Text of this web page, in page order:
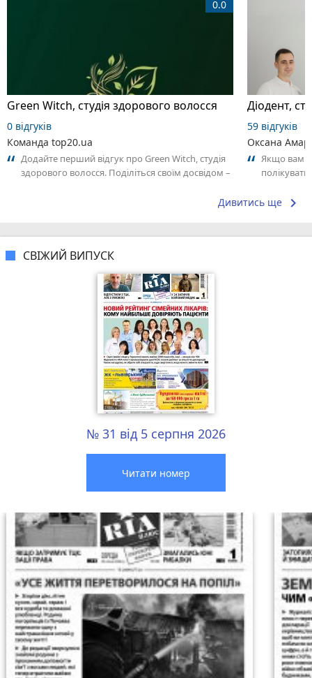
Green Witch, студія здорового волосся
0.0
0 відгуків
Команда top20.ua
Додайте перший відгук про Green Witch, студія
здорового волосся. Поділіться своїм досвідом –
Дioдент,
59 відгуків
Оксана
Якщо вам
Дивитись ще keyboard_arrow_right
СВІЖИЙ ВИПУСК
№ 31 від 5 серпня 2026
Читати номер